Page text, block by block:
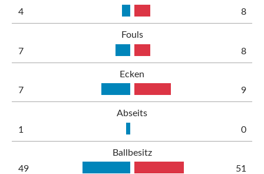
4
8
Fouls
7
8
Ecken
7
9
Abseits
1
0
Ballbesitz
49
51